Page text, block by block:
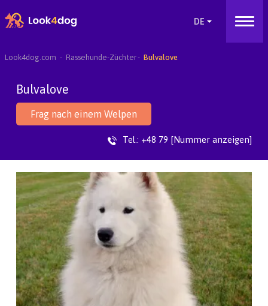
Look4dog.com Rassehunde-Züchter Bulvalove
Bulvalove
Frag nach einem Welpen
Tel.: +48 79 [Nummer anzeigen]